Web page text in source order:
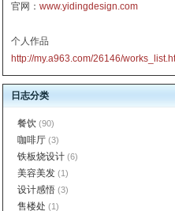
官网： www.yidingdesign.com
个人作品
http://my.a963.com/26146/
日志分类
餐饮 (90)
咖啡厅 (3)
铁板烧设计 (6)
美容美发 (1)
设计感悟 (3)
售楼处 (1)